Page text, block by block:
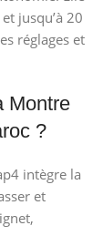
jusqu’à 20
réglages et
Montre
?
intègre la
et